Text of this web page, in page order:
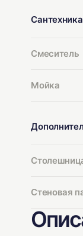
Сантехника
Смеситель
Мойка
Стеновая